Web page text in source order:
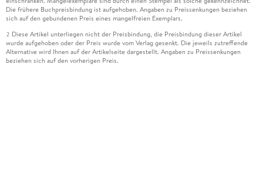
Die frühere Buchpreisbindung ist aufgehoben. Angaben zu Preissenkungen beziehen
sich auf den gebundenen Preis eines mangelfreien Exemplars.
2 Diese Artikel unterliegen nicht der Preisbindung, die Preisbindung dieser Artikel
wurde aufgehoben oder der Preis wurde vom Verlag gesenkt. Die jeweils zutreffende
Alternative wird Ihnen auf der Artikelseite dargestellt. Angaben zu Preissenkungen
beziehen sich auf den vorherigen Preis.